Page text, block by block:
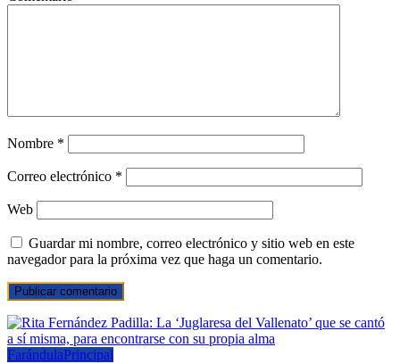
Nombre *
Correo electrónico *
Web
Guardar mi nombre, correo electrónico y sitio web en este
navegador para la próxima vez que haga un comentario.
FarándulaPrincipal